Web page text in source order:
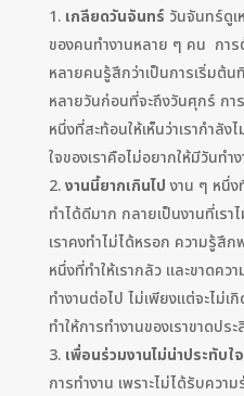
เกลียดวันจันทร์ วันจันทร์ดูเ
ของคนทำงานหลาย ๆ คน การ
หลายคนรู้สึกว่าเป็นการเริ่มต้น
หลายวันก่อนที่จะถึงวันศุกร์ กา
หนึ่งที่สะท้อนให้เห็นว่าเรากำลั
ใจของเราคือไม่อยากให้มีวันทำ
งานนี้ยากเกินไปงาน ๆ หนึ่ง
ทำได้ดีมาก กลายเป็นงานที่เร
เราคงทำไม่ได้หรอก ความรู้สึ
หนึ่งที่ทำให้เรากลัว และขาดค
ทำงานต่อไป ไม่เพียงแต่จะไม่เ
ทำให้การทำงานของเราขาดปร
เพื่อนร่วมงานไม่น่าประทับใจ
การทำงาน เพราะไม่ได้รับคว